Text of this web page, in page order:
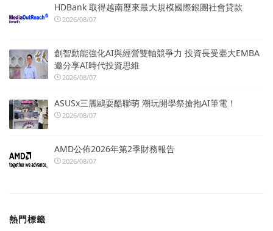
HDBank 取得越南歷來最大規模國際銀團社會貸款
2026/08/07
創智動能強化AI與經營雙軸競爭力 投資長受臺大EMBA
邀分享AI時代投資思維
2026/08/07
ASUSx三麗鷗耍酷聯萌 潮玩開學祭搶抱AI筆電！
2026/08/07
AMD公佈2026年第2季財務報告
2026/08/07
熱門標籤